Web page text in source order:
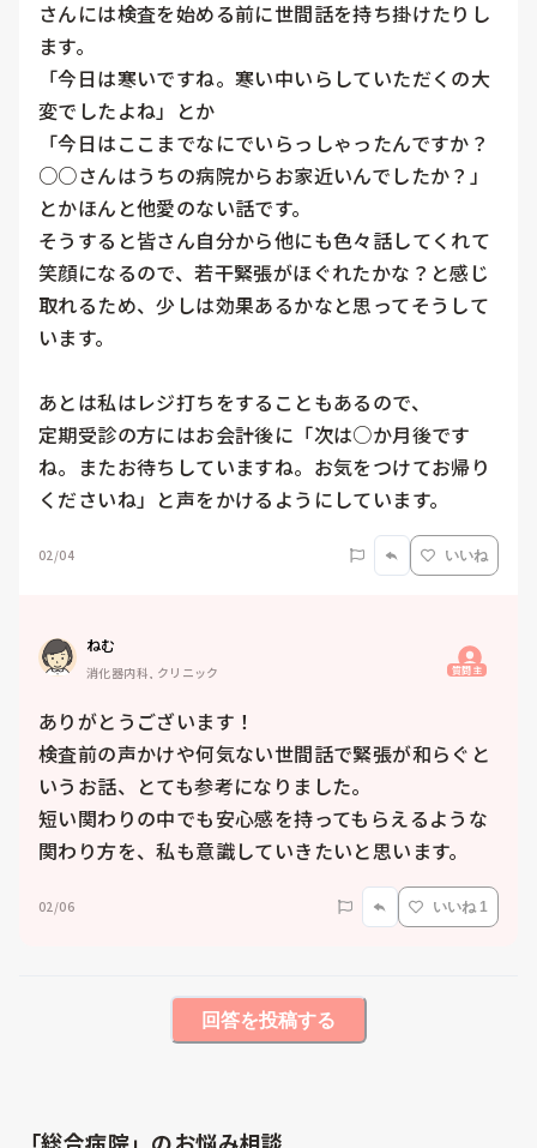
さんには検査を始める前に世間話を持ち掛けたりし
ます。
「今日は寒いですね。寒い中いらしていただくの大
変でしたよね」とか
「今日はここまでなにでいらっしゃったんですか？
○○さんはうちの病院からお家近いんでしたか？」
とかほんと他愛のない話です。
そうすると皆さん自分から他にも色々話してくれて
笑顔になるので、若干緊張がほぐれたかな？と感じ
取れるため、少しは効果あるかなと思ってそうして
います。
あとは私はレジ打ちをすることもあるので、
定期受診の方にはお会計後に「次は○か月後です
ね。またお待ちしていますね。お気をつけてお帰り
くださいね」と声をかけるようにしています。
02/04 いいね
ねむ
消化器内科, クリニック 質問主
ありがとうございます！
検査前の声かけや何気ない世間話で緊張が和らぐと
いうお話、とても参考になりました。
短い関わりの中でも安心感を持ってもらえるような
関わり方を、私も意識していきたいと思います。
02/06 いいね 1
回答を投稿する